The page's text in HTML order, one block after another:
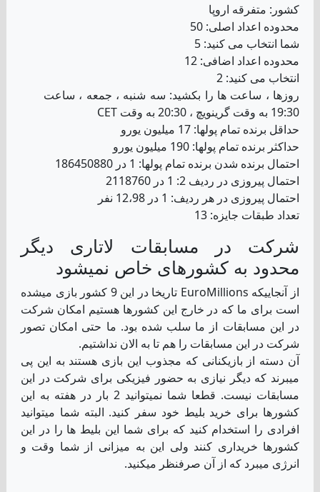
کشور: متفرقه اروپا
محدوده اعداد اصلی: 50
شما انتخاب می کنید: 5
محدوده اعداد اضافی: 12
انتخاب می کنید: 2
روزها ، ساعت ها را بکشید: سه شنبه ، جمعه ، ساعت
19:30 به وقت گرینویچ ، 20:30 به وقت CET
حداقل برنده تمام پولها: 17 میلیون یورو
حداکثر برنده تمام پولها: 190 میلیون یورو
احتمال برنده شدن برنده تمام پولها: 1 در 186450880
احتمال پیروزی در ردیف 2: 1 در 2118760
احتمال پیروزی در هر ردیف: 1 در 12،98 نفر
تعداد طبقات جایزه: 13
شرکت در مسابقات لاتاری دیگر
محدود به کشورهای خاص نمیشود
از آنجاییکه EuroMillions تاریخا در این 9 کشور بازی میشده
است برای ما که در خارج این کشورها هستیم امکان شرکت
در این مسابقات از ما سلب شده بود. ما حتی امکان تصور
شرکت در این مسابقات را هم تا به الان نداشتیم.
آن دسته از بازیکنانی که مجذوب این بازی هستند به این پی
میبرند که دیگر نیازی به حضور فیزیکی برای شرکت در این
مسابقات نیست. قطعا شما نمیتوانید 2 بار در هفته به این
کشورها برای خرید بلیط خود سفر کنید. البته شما میتوانید
افرادی را استخدام کنید که برای شما این بلیط ها را در این
کشورها خریداری کنند ولی این به میزانی از شما وقت و
انرژی میبرد که از آن صرفنظر میکنید.